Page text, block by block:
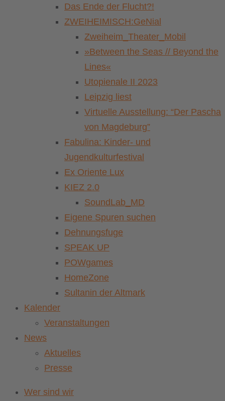
Das Ende der Flucht?!
ZWEIHEIMISCH:GeNial
Zweiheim_Theater_Mobil
»Between the Seas // Beyond the
Lines«
Utopienale II 2023
Leipzig liest
Virtuelle Ausstellung: “Der Pascha
von Magdeburg”
Fabulina: Kinder- und
Jugendkulturfestival
Ex Oriente Lux
KIEZ 2.0
SoundLab_MD
Eigene Spuren suchen
Dehnungsfuge
SPEAK UP
POWgames
HomeZone
Sultanin der Altmark
Kalender
Veranstaltungen
News
Aktuelles
Presse
Wer sind wir